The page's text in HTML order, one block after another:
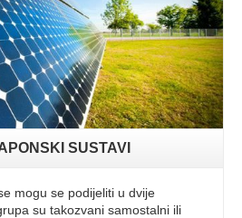
SUSTAVI
mogu se podijeliti u dvije
su takozvani samostalni ili